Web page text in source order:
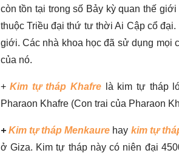
còn tồn tại trong số Bảy kỳ quan thế
thuộc Triều đại thứ tư thời Ai Cập cổ
giới. Các nhà khoa học đã sử dụng mọi
của nó.
+Kim tự tháp Khafre là kim tự tháp
Pharaon Khafre (Con trai của Pharaon
+Kim tự tháp Menkaure hay kim tự
ở Giza. Kim tự tháp này có niên đại